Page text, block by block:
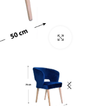
اضغط للتكبير